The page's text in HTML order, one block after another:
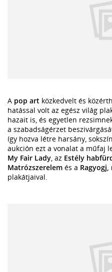
A pop art közkedvelt és
hatással volt az egész világ
hazait is, és egyetlen
a szabadságérzet
így hozva létre harsány,
aukción ezt a vonalat a műfaj
My Fair Lady , az Estély
Matrózszerelem és a
plakátjaival.